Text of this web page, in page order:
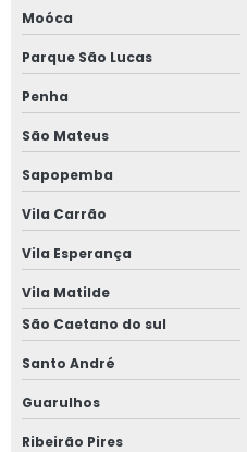
Moóca
Parque São Lucas
Penha
São Mateus
Sapopemba
Vila Carrão
Vila Esperança
Vila Matilde
São Caetano do sul
Santo André
Guarulhos
Ribeirão Pires